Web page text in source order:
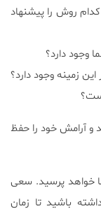
روش را پیشنهاد
وجود دارد؟
زمینه وجود دارد؟
آرامش خود را حفظ
خواهد پرسید. سعی
باشید تا زمان